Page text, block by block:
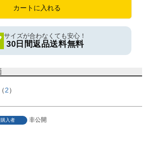
カートに入れる
サイズが合わなくても安心！
30日間返品送料無料
（2）
購入者
非公開